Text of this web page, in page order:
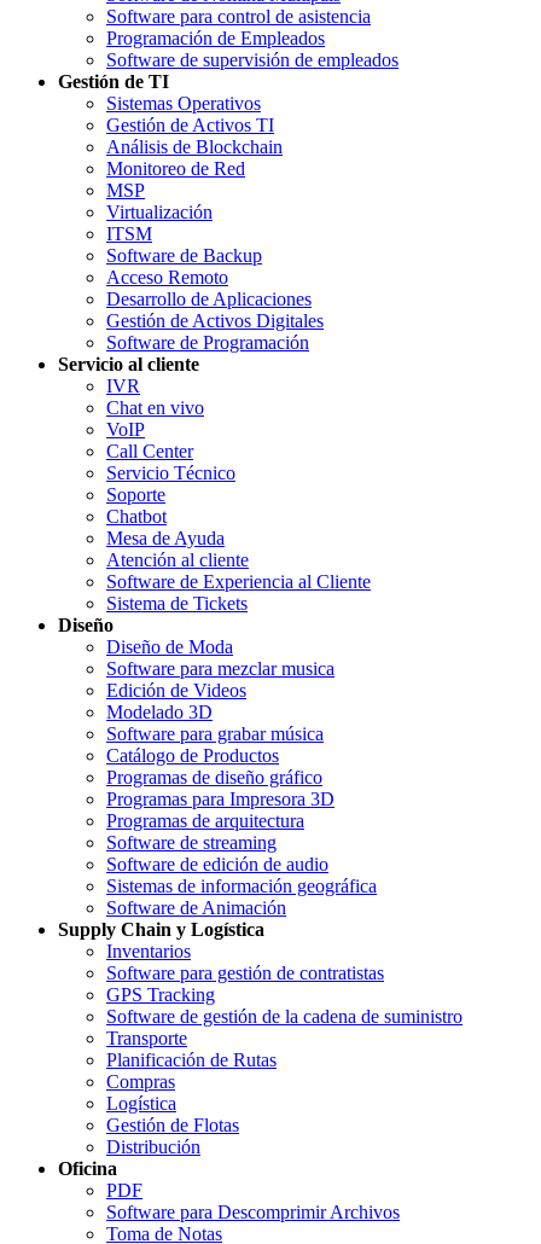
Software para control de asistencia
Programación de Empleados
Software de supervisión de empleados
Gestión de TI
Sistemas Operativos
Gestión de Activos TI
Análisis de Blockchain
Monitoreo de Red
MSP
Virtualización
ITSM
Software de Backup
Acceso Remoto
Desarrollo de Aplicaciones
Gestión de Activos Digitales
Software de Programación
Servicio al cliente
IVR
Chat en vivo
VoIP
Call Center
Servicio Técnico
Soporte
Chatbot
Mesa de Ayuda
Atención al cliente
Software de Experiencia al Cliente
Sistema de Tickets
Diseño
Diseño de Moda
Software para mezclar musica
Edición de Videos
Modelado 3D
Software para grabar música
Catálogo de Productos
Programas de diseño gráfico
Programas para Impresora 3D
Programas de arquitectura
Software de streaming
Software de edición de audio
Sistemas de información geográfica
Software de Animación
Supply Chain y Logística
Inventarios
Software para gestión de contratistas
GPS Tracking
Software de gestión de la cadena de suministro
Transporte
Planificación de Rutas
Compras
Logística
Gestión de Flotas
Distribución
Oficina
PDF
Software para Descomprimir Archivos
Toma de Notas